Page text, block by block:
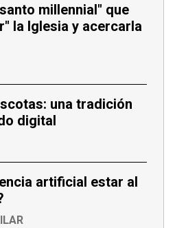
millennial" que
la Iglesia y acercarla
una tradición
digital
artificial estar al